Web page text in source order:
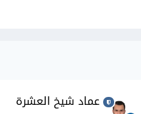
عماد شيخ العشرة